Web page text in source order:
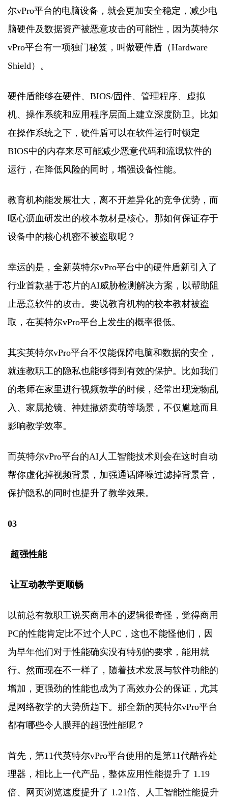
尔vPro平台的电脑设备，就会更加安全稳定，减少电
脑硬件及数据资产被恶意攻击的可能性，因为英特尔
vPro平台有一项独门秘笈，叫做硬件盾（Hardware
Shield）。
硬件盾能够在硬件、BIOS/固件、管理程序、虚拟
机、操作系统和应用程序层面上建立深度防卫。比如
在操作系统之下，硬件盾可以在软件运行时锁定
BIOS中的内存来尽可能减少恶意代码和流氓软件的
运行，在降低风险的同时，增强设备性能。
教育机构能发展壮大，离不开差异化的竞争优势，而
呕心沥血研发出的校本教材是核心。那如何保证存于
设备中的核心机密不被盗取呢？
幸运的是，全新英特尔vPro平台中的硬件盾新引入了
行业首款基于芯片的AI威胁检测解决方案，以帮助阻
止恶意软件的攻击。要说教育机构的校本教材被盗
取，在英特尔vPro平台上发生的概率很低。
其实英特尔vPro平台不仅能保障电脑和数据的安全，
就连教职工的隐私也能够得到有效的保护。比如我们
的老师在家里进行视频教学的时候，经常出现宠物乱
入、家属抢镜、神娃撒娇卖萌等场景，不仅尴尬而且
影响教学效率。
而英特尔vPro平台的AI人工智能技术则会在这时自动
帮你虚化掉视频背景，加强通话降噪过滤掉背景音，
保护隐私的同时也提升了教学效果。
03
超强性能
让互动教学更顺畅
以前总有教职工说买商用本的逻辑很奇怪，觉得商用
PC的性能肯定比不过个人PC，这也不能怪他们，因
为早年他们对于性能确实没有特别的要求，能用就
行。然而现在不一样了，随着技术发展与软件功能的
增加，更强劲的性能也成为了高效办公的保证，尤其
是网络教学的大势所趋下。那全新的英特尔vPro平台
都有哪些令人膜拜的超强性能呢？
首先，第11代英特尔vPro平台使用的是第11代酷睿处
理器，相比上一代产品，整体应用性能提升了 1.19
倍、网页浏览速度提升了 1.21倍、人工智能性能提升